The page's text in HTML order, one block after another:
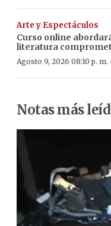
Arte y Espectáculos
Curso online
literatura
Agosto 9, 2026 08:10 p. m. ·
Notas más